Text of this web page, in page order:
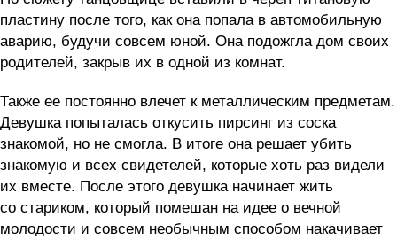
пластину после того, как она попала в автомобильную
аварию, будучи совсем юной. Она подожгла дом своих
родителей, закрыв их в одной из комнат.
Также ее постоянно влечет к металлическим предметам.
Девушка попыталась откусить пирсинг из соска
знакомой, но не смогла. В итоге она решает убить
знакомую и всех свидетелей, которые хоть раз видели
их вместе. После этого девушка начинает жить
со стариком, который помешан на идее о вечной
молодости и совсем необычным способом накачивает